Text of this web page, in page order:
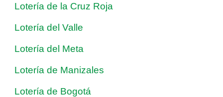
Lotería de la Cruz Roja
Lotería del Valle
Lotería del Meta
Lotería de Manizales
Lotería de Bogotá